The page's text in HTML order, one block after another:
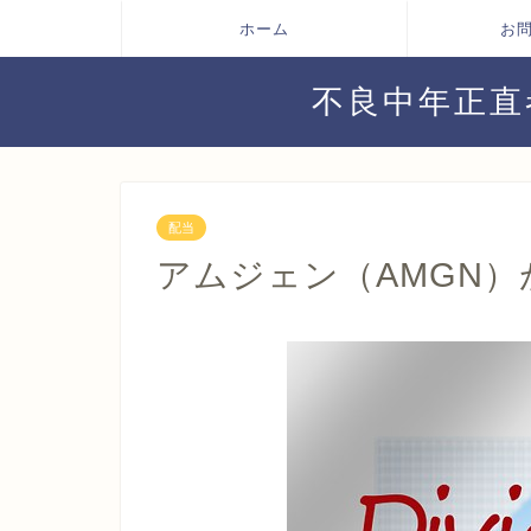
ホーム お
不良中年正
配当
アムジェン（AMGN